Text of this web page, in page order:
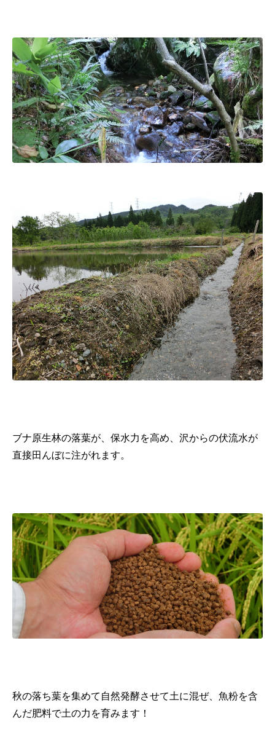
ブナ原生林の落葉が、保水力を高め、沢からの伏流水が
直接田んぼに注がれます。
秋の落ち葉を集めて自然発酵させて土に混ぜ、魚粉を含
んだ肥料で土の力を育みます！